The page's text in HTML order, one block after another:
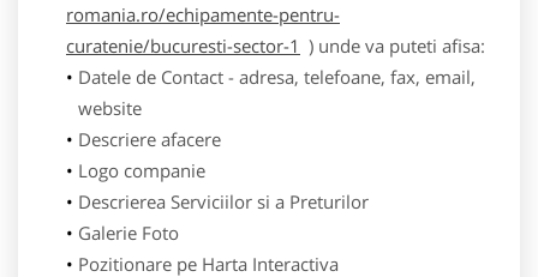
romania.ro/echipamente-pentru-
curatenie/bucuresti-sector-1 ) unde va puteti afisa:
Datele de Contact - adresa, telefoane, fax, email,
website
Descriere afacere
Logo companie
Descrierea Serviciilor si a Preturilor
Galerie Foto
Pozitionare pe Harta Interactiva